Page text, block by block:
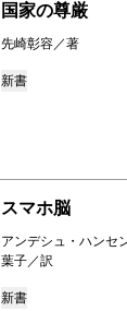
国家の尊厳
先崎彰容／著
新書
スマホ脳
アンデシュ・ハンセ
葉子／訳
新書